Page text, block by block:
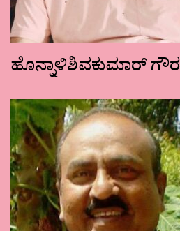
ಹೊನ್ನಾಳಿಶಿವಕುಮಾರ್